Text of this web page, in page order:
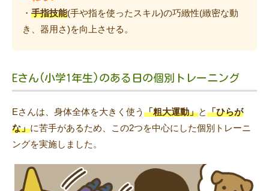
・ 手指技能(手や指を使ったスキル)の巧緻性(緻密な動
き、器用さ)を向上させる。
Eさん(小学1年生)のある日の個別トレーニング
Eさんは、身体全体を大きく使う 「粗大運動」と「ひらが
な」に苦手があるため、この2つを中心にした個別トレーニ
ングを実施しました。